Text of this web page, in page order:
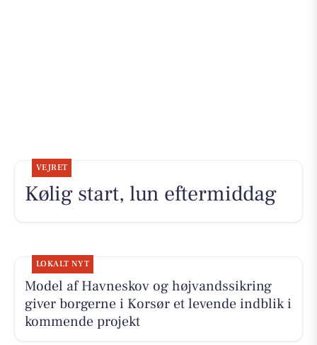
VEJRET
Kølig start, lun eftermiddag
LOKALT NYT
Model af Havneskov og højvandssikring
giver borgerne i Korsør et levende indblik i
kommende projekt